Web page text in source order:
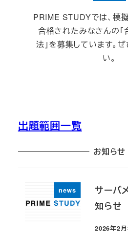
PRIME STUDYでは、模
合格されたみなさんの「
法」を募集しています。
い。
出題範囲一覧
お知らせ
news
サーバ
知らせ
投稿日
2026年2